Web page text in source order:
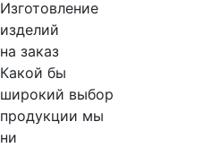
Изготовление
изделий
на заказ
Какой бы
широкий выбор
продукции мы
ни